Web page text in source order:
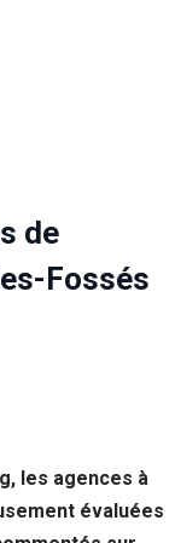
de
Fossés
les agences à
évaluées